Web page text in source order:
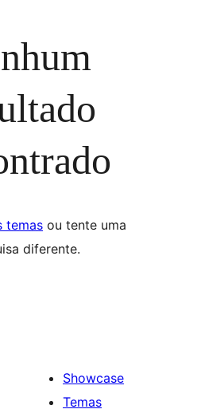
temas ou tente uma
diferente.
Showcase
Temas